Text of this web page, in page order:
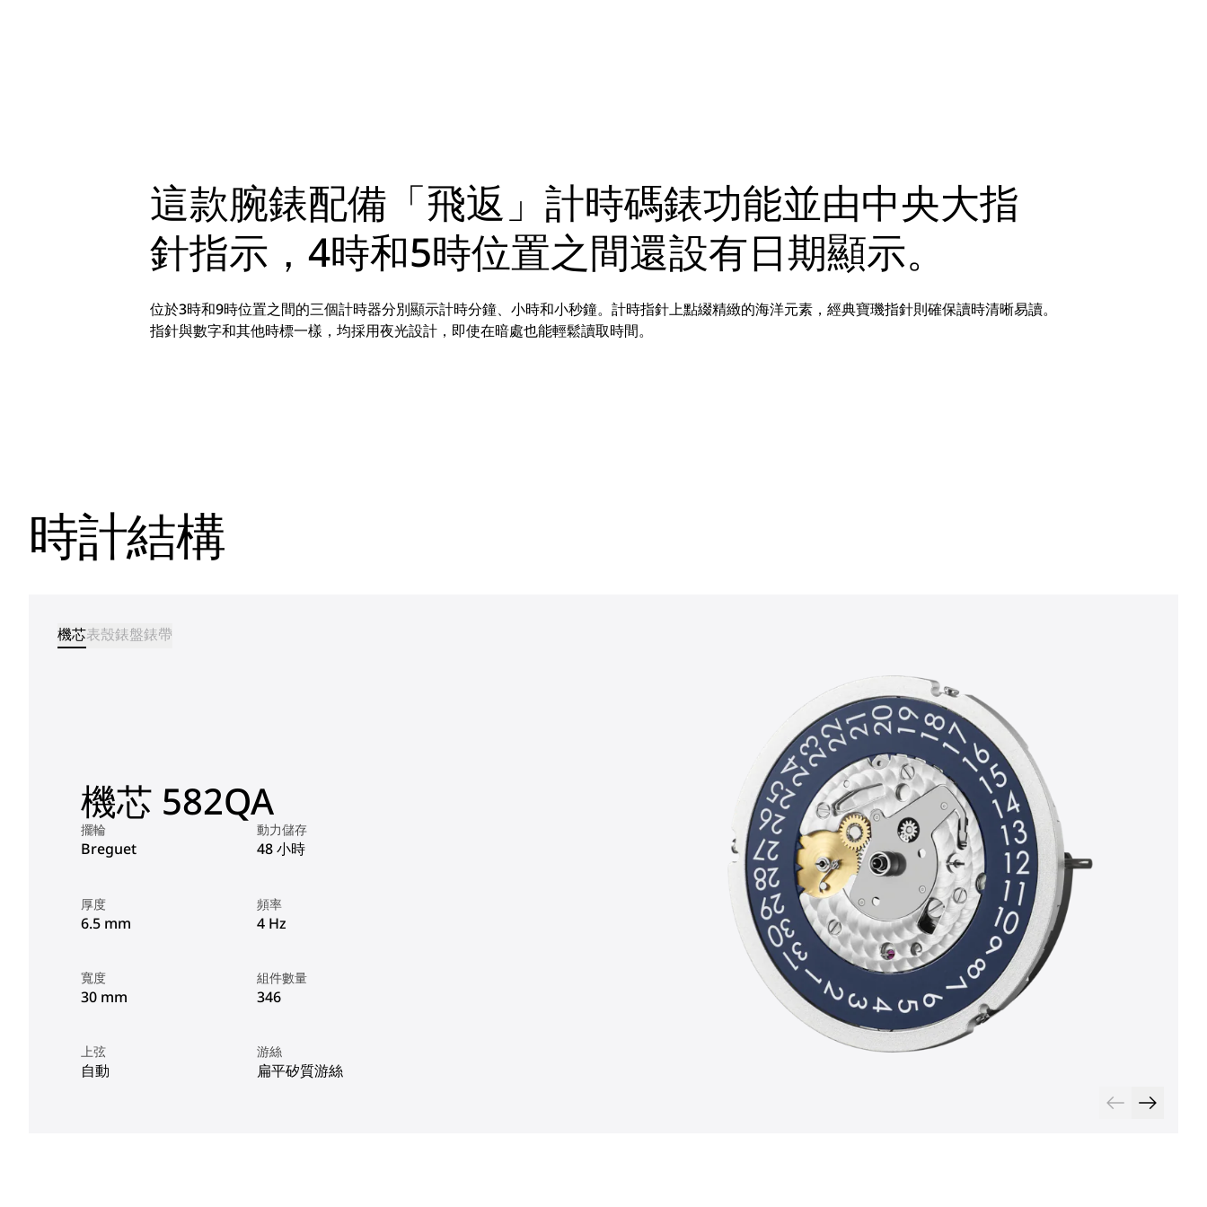
這款腕錶配備「飛返」計時碼錶功能並由中央大指
針指示，4時和5時位置之間還設有日期顯示。
位於3時和9時位置之間的三個計時器分別顯示計時分鐘、小時和小秒鐘。計時指針上點綴精緻的海洋元素，經典寶璣指針則確保讀時清晰易讀。
指針與數字和其他時標一樣，均採用夜光設計，即使在暗處也能輕鬆讀取時間。
時計結構
機芯表殼錶盤錶帶
機芯 582QA
擺輪
Breguet
動力儲存
48 小時
厚度
6.5 mm
頻率
4 Hz
寬度
30 mm
組件數量
346
上弦
自動
游絲
扁平矽質游絲